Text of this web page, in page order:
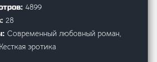
4899
28
Современный любовный роман,
эротика